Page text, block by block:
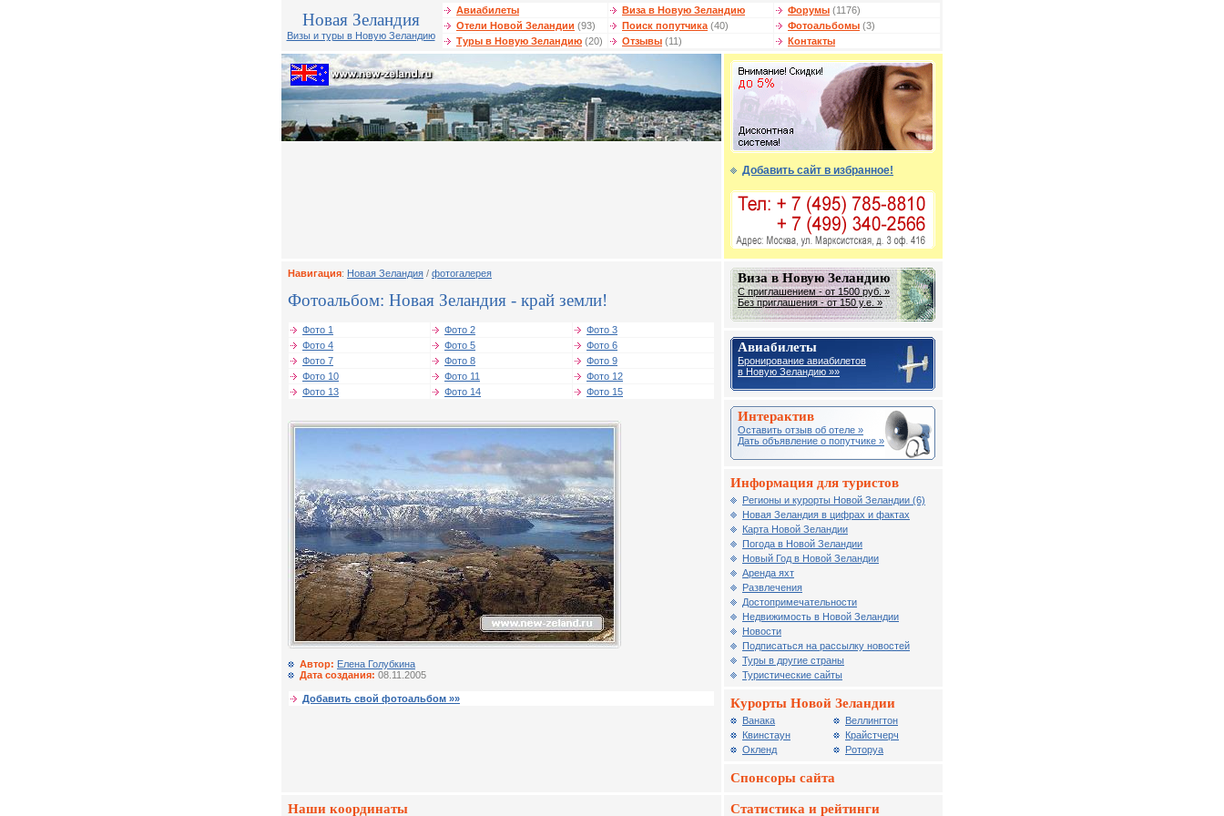
Новая Зеландия
Визы и туры в Новую Зеландию
Авиабилеты Виза в Новую Зеландию Форумы (1176)
Отели Новой Зеландии (93) Поиск попутчика (40) Фотоальбомы (3)
Туры в Новую Зеландию (20) Отзывы (11) Контакты
Добавить сайт в избранное!
Навигация: Новая Зеландия / фотогалерея
Фотоальбом: Новая Зеландия - край земли!
Фото 1 Фото 2
Фото 3
Фото 4
Фото 5
Фото 6
Фото 7
Фото 8
Фото 9
Фото 10
Фото 11
Фото 12
Фото 13
Фото 14 Фото 15
Автор: Елена Голубкина
Дата создания: 08.11.2005
Добавить свой фотоальбом »»
Виза в Новую Зеландию
С приглашением - от 1500 руб. »
Без приглашения - от 150 у.е. »
Авиабилеты
Бронирование авиабилетов
в Новую Зеландию »»
Интерактив
Оставить отзыв об отеле »
Дать объявление о попутчике »
Информация для туристов
Регионы и курорты Новой Зеландии (6)
Новая Зеландия в цифрах и фактах
Карта Новой Зеландии
Погода в Новой Зеландии
Новый Год в Новой Зеландии
Аренда яхт
Развлечения
Достопримечательности
Недвижимость в Новой Зеландии
Новости
Подписаться на рассылку новостей
Туры в другие страны
Туристические сайты
Курорты Новой Зеландии
Ванака
Квинстаун
Окленд
Веллингтон
Крайстчерч
Роторуа
Спонсоры сайта
Наши координаты Статистика и рейтинги